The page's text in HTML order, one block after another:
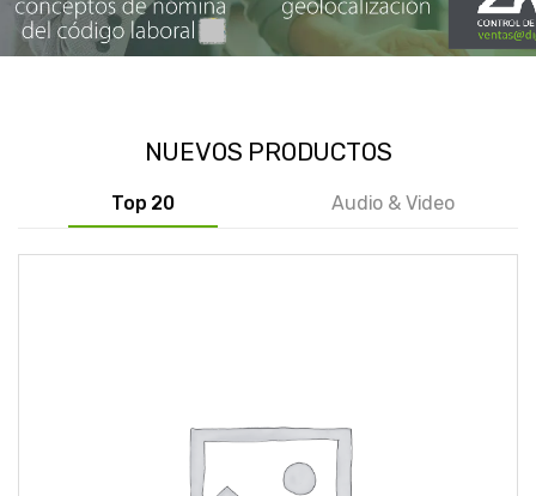
NUEVOS PRODUCTOS
Top 20 Audio & Video